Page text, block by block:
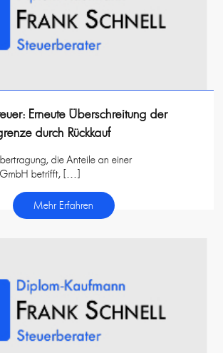
Erneute Überschreitung der
durch Rückkauf
die Anteile an einer
betrifft, […]
Mehr Erfahren